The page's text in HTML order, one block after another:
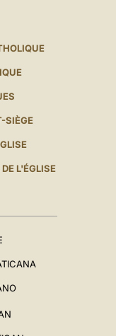
SIÈGE
L'ÉGLISE